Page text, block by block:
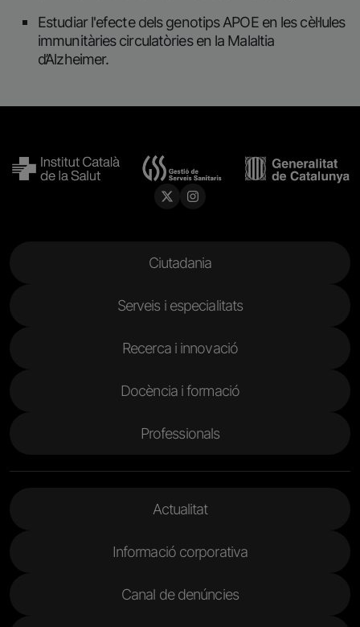
Estudiar l'efecte dels genotips APOE en les cèl·lules
immunitàries circulatòries en la Malaltia
d’Alzheimer.
Ciutadania
Serveis i especialitats
Recerca i innovació
Docència i formació
Professionals
Actualitat
Informació corporativa
Canal de denúncies